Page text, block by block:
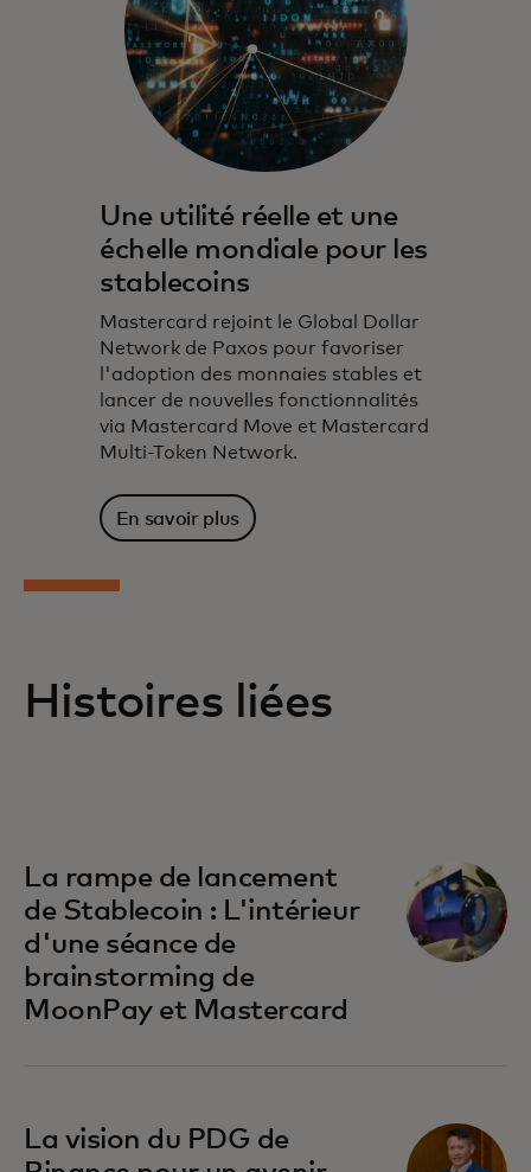
Une utilité réelle et une
échelle mondiale pour les
stablecoins
Mastercard rejoint le Global Dollar
Network de Paxos pour favoriser
l'adoption des monnaies stables et
lancer de nouvelles fonctionnalités
via Mastercard Move et Mastercard
Multi-Token Network.
En savoir plus
Histoires liées
La rampe de lancement
de Stablecoin : L'intérieur
d'une séance de
brainstorming de
MoonPay et Mastercard
La vision du PDG de